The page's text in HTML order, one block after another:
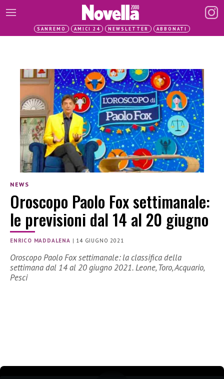
SANREMO AMICI 24 NEWSLETTER ABBONATI
NEWS
Oroscopo Paolo Fox settimanale:
le previsioni dal 14 al 20 giugno
ENRICO MADDALENA | 14 GIUGNO 2021
Oroscopo Paolo Fox settimanale: la classifica della
settimana dal 14 al 20 giugno 2021. Leone, Toro, Acquario,
Pesci